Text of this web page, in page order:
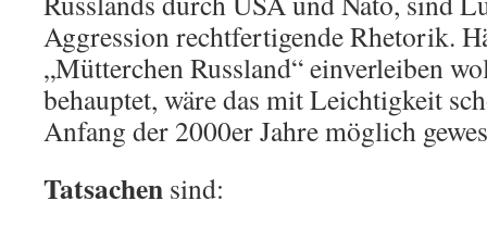
Aggression rechtfertigende Rhetorik.
„Mütterchen Russland“ einverleiben
behauptet, wäre das mit Leichtigkeit
Anfang der 2000er Jahre möglich
Tatsachen sind: